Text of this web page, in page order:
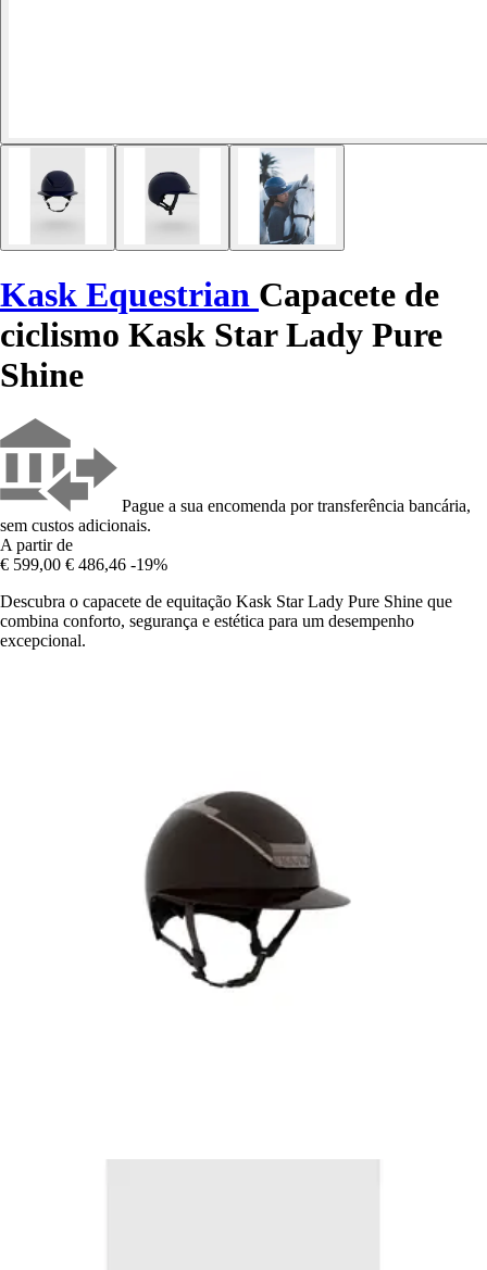
Kask Equestrian Capacete de
ciclismo Kask Star Lady Pure
Shine
Pague a sua encomenda por transferência bancária,
sem custos adicionais.
A partir de
€ 599,00 € 486,46 -19%
Descubra o capacete de equitação Kask Star Lady Pure Shine que
combina conforto, segurança e estética para um desempenho
excepcional.